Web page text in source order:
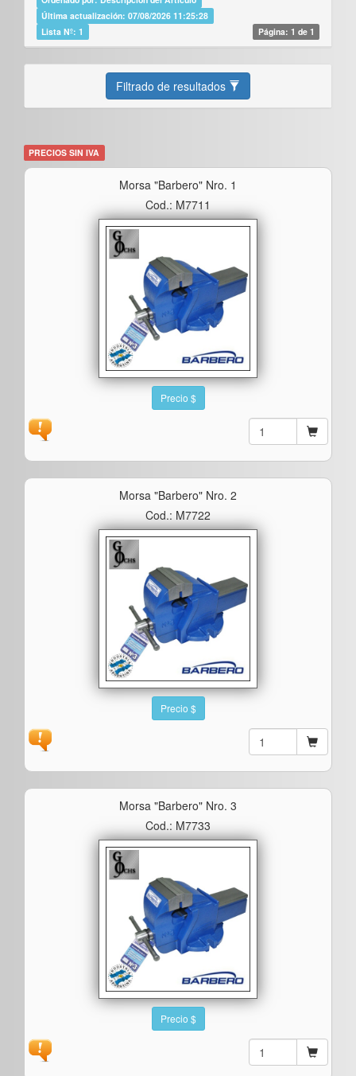
Última actualización: 07/08/2026 11:25:28
Lista Nº: 1
Página: 1 de 1
Filtrado de resultados
PRECIOS SIN IVA
Morsa "barbero" Nro. 1
Cod.: M7711
Precio $
Morsa "barbero" Nro. 2
Cod.: M7722
Precio $
Morsa "barbero" Nro. 3
Cod.: M7733
Precio $